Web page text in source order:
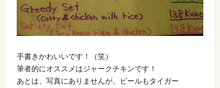
手書きかわいいです！（笑）
筆者的にオススメはジャークチキンです！
あとは、写真にありませんが、ビールもタイガー